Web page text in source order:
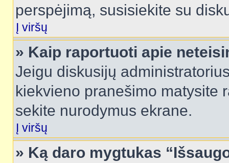
perspėjimą, susisiekite su
Į viršų
» Kaip raportuoti apie
Jeigu diskusijų
kiekvieno pranešimo matysite
sekite nurodymus ekrane.
Į viršų
» Ką daro mygtukas